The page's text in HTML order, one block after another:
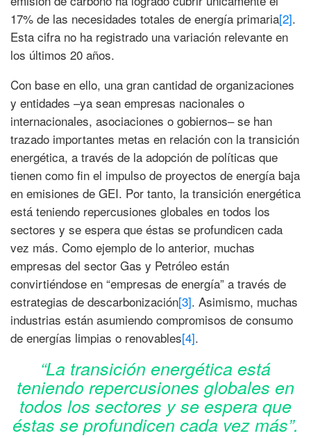
17% de las necesidades totales de energía primaria[2].
Esta cifra no ha registrado una variación relevante en
los últimos 20 años.
Con base en ello, una gran cantidad de organizaciones
y entidades –ya sean empresas nacionales o
internacionales, asociaciones o gobiernos– se han
trazado importantes metas en relación con la transición
energética, a través de la adopción de políticas que
tienen como fin el impulso de proyectos de energía baja
en emisiones de GEI. Por tanto, la transición energética
está teniendo repercusiones globales en todos los
sectores y se espera que éstas se profundicen cada
vez más. Como ejemplo de lo anterior, muchas
empresas del sector Gas y Petróleo están
convirtiéndose en “empresas de energía” a través de
estrategias de descarbonización[3]. Asimismo, muchas
industrias están asumiendo compromisos de consumo
de energías limpias o renovables[4].
“La transición energética está
teniendo repercusiones globales en
todos los sectores y se espera que
éstas se profundicen cada vez más”.